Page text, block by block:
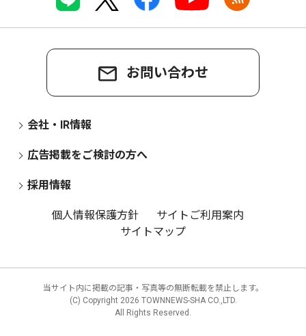
お問い合わせ
会社・IR情報
広告掲載をご検討の方へ
採用情報
個人情報保護方針
サイトご利用案内
サイトマップ
当サイト内に掲載の記事・写真等の無断転載を禁止します。
(C) Copyright 2026 TOWNNEWS-SHA CO.,LTD.
All Rights Reserved.